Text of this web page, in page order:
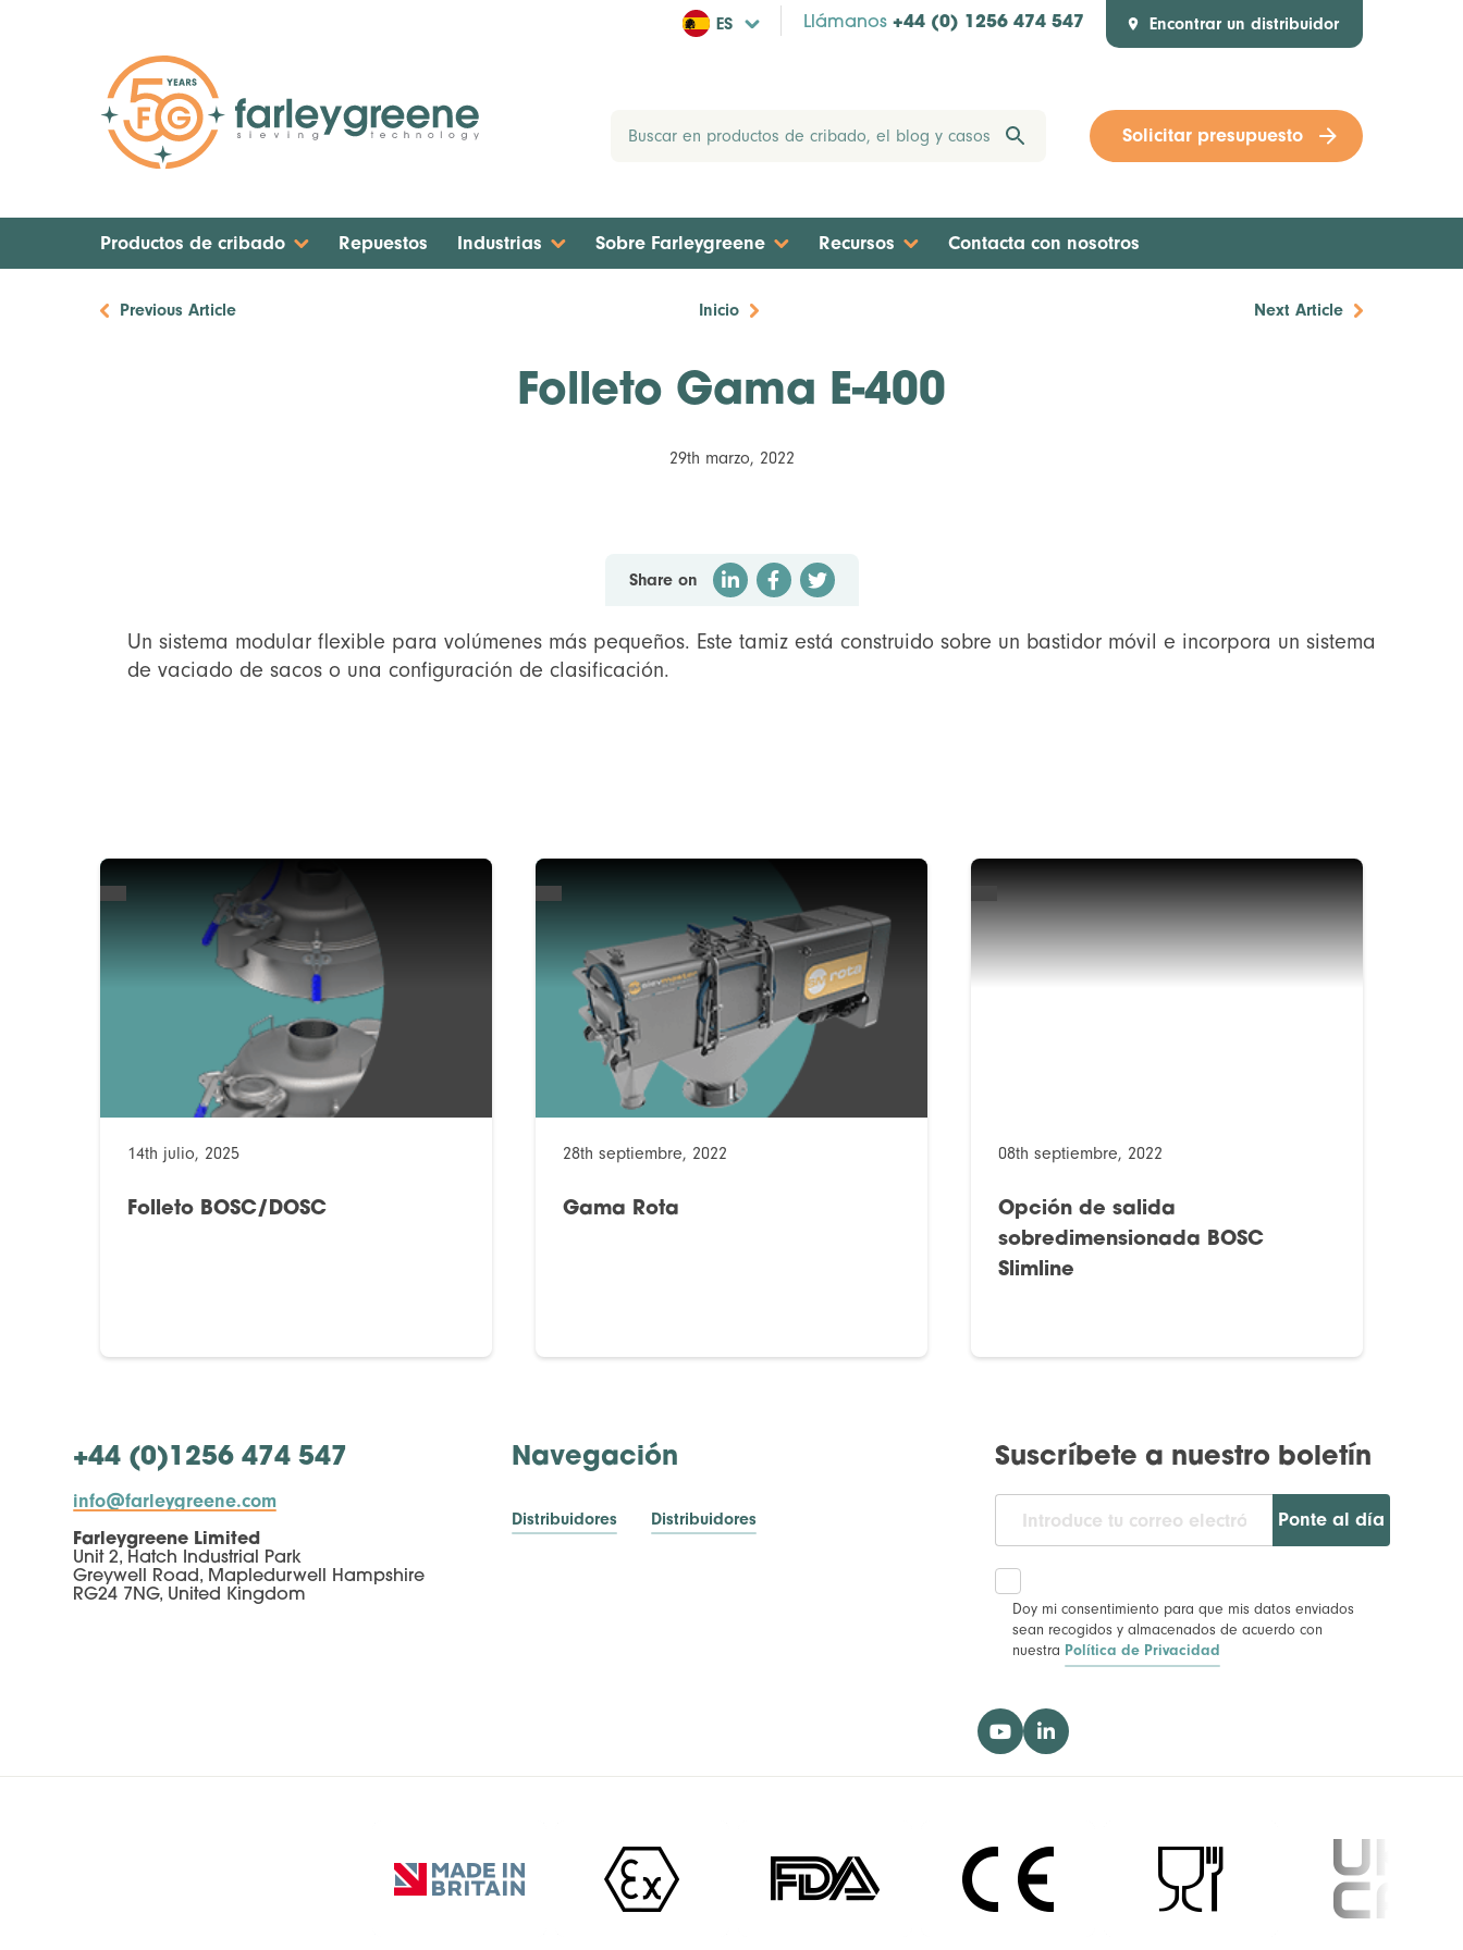
ES Llámanos +44 (0) 1256 474 547 Encontrar un distribuidor
Solicitar presupuesto
Productos de cribado Repuestos Industrias Sobre Farleygreene Recursos Contacta con nosotros
Previous Article Inicio Next Article
Folleto Gama E-400
29th marzo, 2022
Share on
Un sistema modular flexible para volúmenes más pequeños. Este tamiz está construido sobre un bastidor móvil e incorpora un sistema
de vaciado de sacos o una configuración de clasificación.
14th julio, 2025
Folleto BOSC/DOSC
28th septiembre, 2022
Gama Rota
08th septiembre, 2022
Opción de salida
sobredimensionada BOSC
Slimline
+44 (0)1256 474 547
info@farleygreene.com
Farleygreene Limited
Unit 2, Hatch Industrial Park
Greywell Road, Mapledurwell Hampshire
RG24 7NG, United Kingdom
Navegación
Distribuidores Distribuidores
Suscríbete a nuestro boletín
Ponte al día
Doy mi consentimiento para que mis datos enviados
sean recogidos y almacenados de acuerdo con
nuestra Política de Privacidad